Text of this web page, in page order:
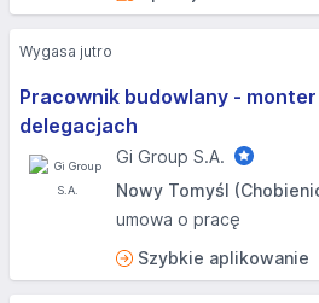
Pracownik budowlany -
delegacjach
Gi Group S.A.
Nowy Tomyśl
umowa o pracę
Szybkie aplikowanie
Wygasa jutro